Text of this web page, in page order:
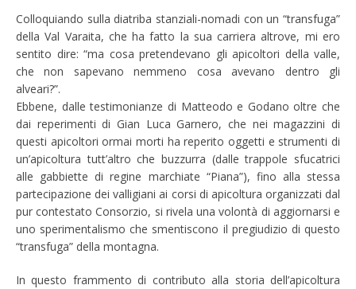
Colloquiando sulla diatriba stanziali-nomadi con un “transfuga”
della Val Varaita, che ha fatto la sua carriera altrove, mi ero
sentito dire: “ma cosa pretendevano gli apicoltori della valle,
che non sapevano nemmeno cosa avevano dentro gli
alveari?”.
Ebbene, dalle testimonianze di Matteodo e Godano oltre che
dai reperimenti di Gian Luca Garnero, che nei magazzini di
questi apicoltori ormai morti ha reperito oggetti e strumenti di
un’apicoltura tutt’altro che buzzurra (dalle trappole sfucatrici
alle gabbiette di regine marchiate “Piana”), fino alla stessa
partecipazione dei valligiani ai corsi di apicoltura organizzati dal
pur contestato Consorzio, si rivela una volontà di aggiornarsi e
uno sperimentalismo che smentiscono il pregiudizio di questo
“transfuga” della montagna.
In questo frammento di contributo alla storia dell’apicoltura